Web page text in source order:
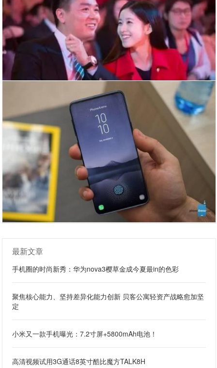
最新文章
手机圈的时尚新秀：华为nova3樱草金成今夏最in的色彩
聚焦核心能力、坚持差异化能力创新 贝客公寓轻资产战略愈加坚
定
小米又一款手机曝光：7.2寸屏+5800mAh电池！
高清视频试用3G通话8英寸酷比魔方TALK8H